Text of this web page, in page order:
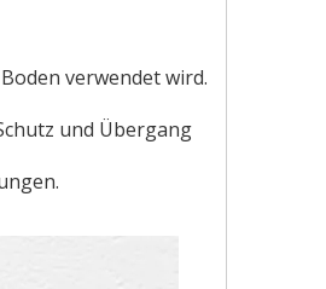
verwendet wird.
und Übergang